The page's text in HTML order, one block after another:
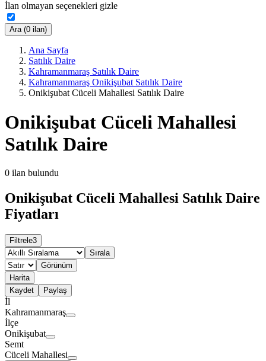
İlan olmayan seçenekleri gizle
Ara (0 ilan)
Ana Sayfa
Satılık Daire
Kahramanmaraş Satılık Daire
Kahramanmaraş Onikişubat Satılık Daire
Onikişubat Cüceli Mahallesi Satılık Daire
Onikişubat Cüceli Mahallesi
Satılık Daire
0 ilan bulundu
Onikişubat Cüceli Mahallesi Satılık Daire
Fiyatları
Filtrele3
Sırala
Görünüm
Harita
Kaydet
Paylaş
İl
Kahramanmaraş
İlçe
Onikişubat
Semt
Cüceli Mahallesi